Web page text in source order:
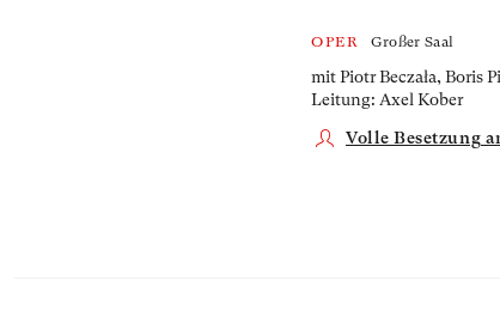
OPER Großer Saal
mit Piotr Beczała, Boris
Leitung: Axel Kober
Volle Besetzung